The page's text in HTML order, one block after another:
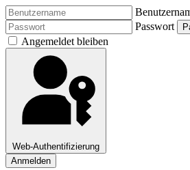
Passwort
Angemeldet bleiben
Web-Authentifizierung
Anmelden